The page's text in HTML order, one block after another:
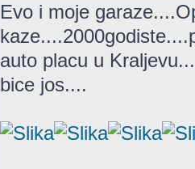
Evo i moje
auto placu u
bice jos....